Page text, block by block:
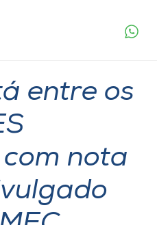
entre os
nota